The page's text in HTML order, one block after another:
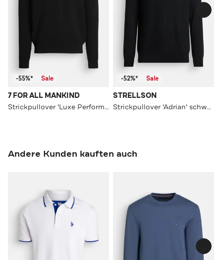
-55%* Sale
7 FOR ALL MANKIND
Strickpullover 'Luxe Performance' schwarz
-52%* Sale
STRELLSON
Strickpullover 'Adrian' schwarz
Andere Kunden kauften auch